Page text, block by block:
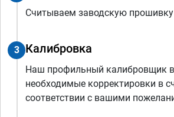
Считываем заводскую прошивку
3 Калибровка
Наш профильный калибровщик
необходимые корректировки в
соответствии с вашими